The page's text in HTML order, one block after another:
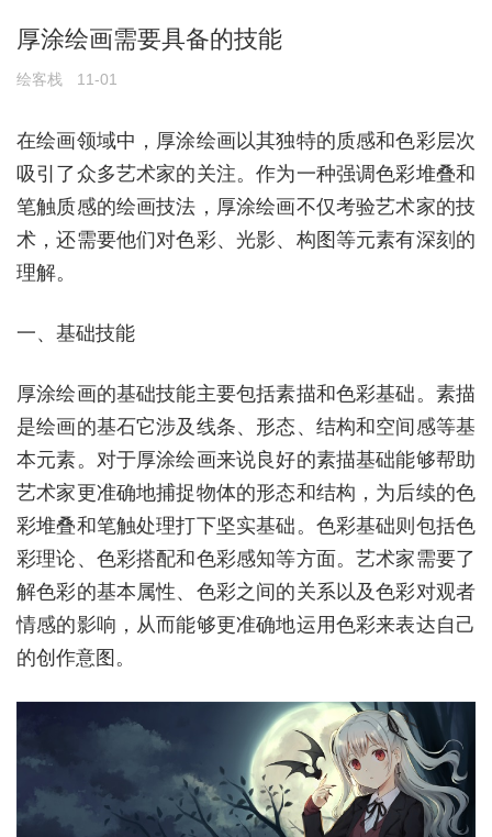
厚涂绘画需要具备的技能
绘客栈 11-01
在绘画领域中，厚涂绘画以其独特的质感和色彩层次
吸引了众多艺术家的关注。作为一种强调色彩堆叠和
笔触质感的绘画技法，厚涂绘画不仅考验艺术家的技
术，还需要他们对色彩、光影、构图等元素有深刻的
理解。
一、基础技能
厚涂绘画的基础技能主要包括素描和色彩基础。素描
是绘画的基石它涉及线条、形态、结构和空间感等基
本元素。对于厚涂绘画来说良好的素描基础能够帮助
艺术家更准确地捕捉物体的形态和结构，为后续的色
彩堆叠和笔触处理打下坚实基础。色彩基础则包括色
彩理论、色彩搭配和色彩感知等方面。艺术家需要了
解色彩的基本属性、色彩之间的关系以及色彩对观者
情感的影响，从而能够更准确地运用色彩来表达自己
的创作意图。